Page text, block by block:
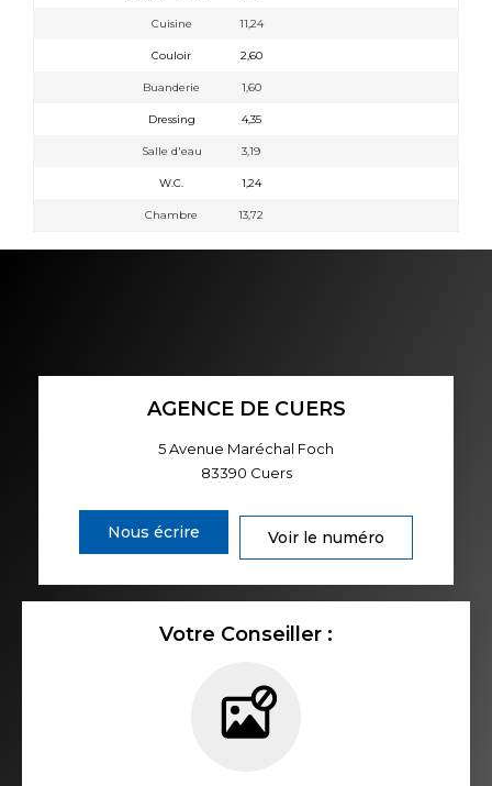
Cuisine 11,24
Couloir 2,60
Buanderie 1,60
Dressing 4,35
Salle d'eau 3,19
W.C. 1,24
Chambre 13,72
AGENCE DE CUERS
5 Avenue Maréchal Foch
83390 Cuers
Nous écrire Voir le numéro
Votre Conseiller :